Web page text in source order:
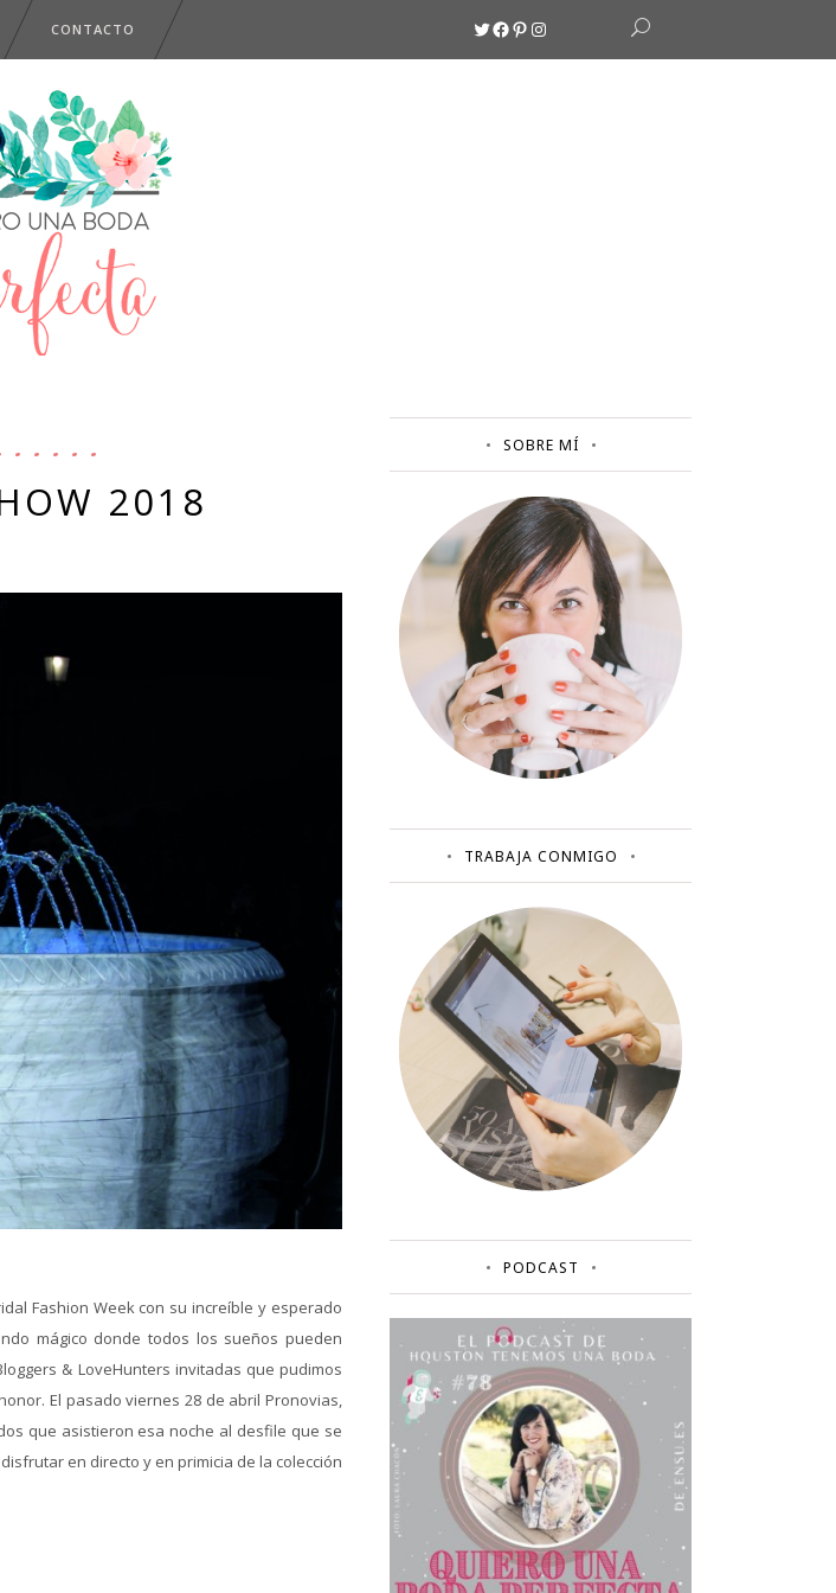
CONTACTO Twitter
Facebook
Pinterest
Instagram
2018
Fashion Week con su increíble y esperado
mágico donde todos los sueños pueden
& LoveHunters invitadas que pudimos
El pasado viernes 28 de abril Pronovias,
que asistieron esa noche al desfile que se
en directo y en primicia de la colección
SOBRE MÍ
TRABAJA CONMIGO
PODCAST